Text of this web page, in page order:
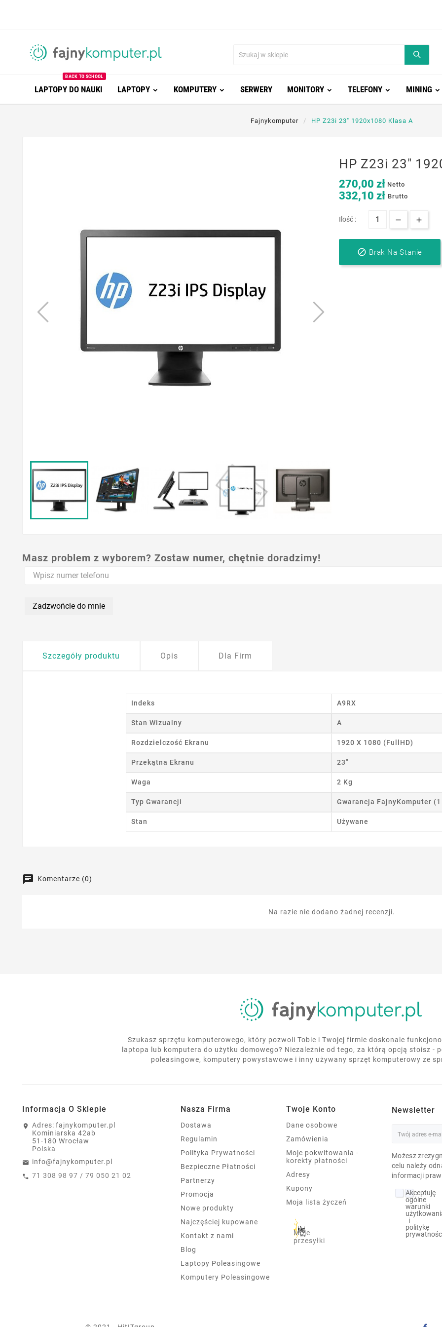
LAPTOPY DO NAUKI
BACK TO SCHOOL
LAPTOPY KOMPUTERY SERWERY MONITORY TELEFONY MINING
Fajnykomputer HP Z23i 23" 1920x1080 Klasa A
HP Z23i 23"
270,00 zł Netto
332,10 zł Brutto
Ilość :
 Brak Na Stanie
Masz problem z wyborem? Zostaw numer, chętnie doradzimy!
Zadzwońcie do mnie
Szczegóły produktu Opis Dla Firm
Indeks A9RX
Stan Wizualny A
Rozdzielczość Ekranu 1920 X 1080 (FullHD)
Przekątna Ekranu 23"
Waga 2 Kg
Typ Gwarancji Gwarancja FajnyKomputer (1
Stan Używane
Komentarze (0)
Na razie nie dodano żadnej recenzji.
Szukasz sprzętu komputerowego, który pozwoli Tobie i Twojej firmie doskonale
laptopa lub komputera do użytku domowego? Niezależnie od tego, za którą opcją stoisz -
poleasingowe, komputery powystawowe i inny używany sprzęt komputerowy ze
Informacja O Sklepie
Adres: fajnykomputer.pl
Kominiarska 42ab
51-180 Wrocław
Polska
info@fajnykomputer.pl
71 308 98 97 / 79 050 21 02
Nasza Firma
Dostawa
Regulamin
Polityka Prywatności
Bezpieczne Płatności
Partnerzy
Promocja
Nowe produkty
Najczęściej kupowane
Kontakt z nami
Blog
Laptopy Poleasingowe
Komputery Poleasingowe
Twoje Konto
Dane osobowe
Zamówienia
Moje pokwitowania -
korekty płatności
Adresy
Kupony
Moja lista życzeń
Moje
przesyłki
Newsletter
Możesz
celu należy
informacji
Akceptuję
ogólne
warunki
i
politykę
Anuluj Utwórz listę życzeń